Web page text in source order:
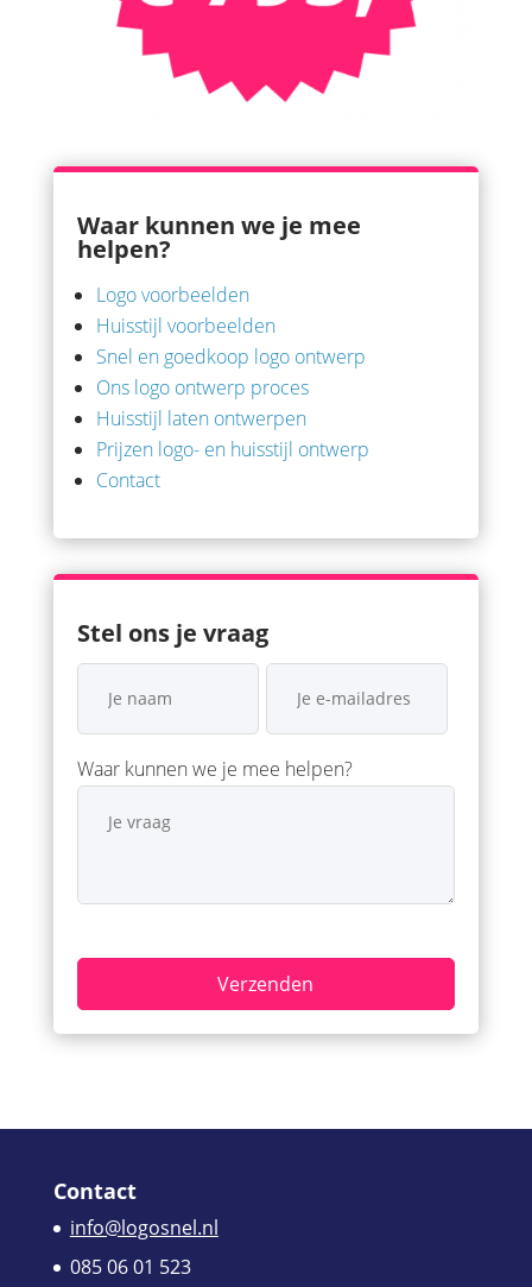
Waar kunnen we je mee
helpen?
Logo voorbeelden
Huisstijl voorbeelden
Snel en goedkoop logo ontwerp
Ons logo ontwerp proces
Huisstijl laten ontwerpen
Prijzen logo- en huisstijl ontwerp
Contact
Stel ons je vraag
Waar kunnen we je mee helpen?
Contact
info@logosnel.nl
085 06 01 523